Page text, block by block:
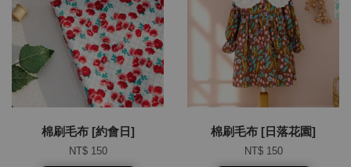
棉刷毛布 [約會日]
NT$ 150
棉刷毛布 [日落花園]
NT$ 150